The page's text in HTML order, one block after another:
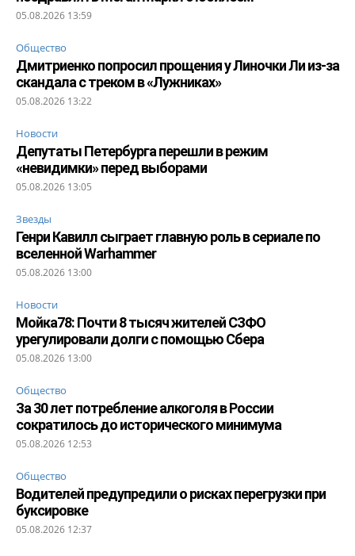
05.08.2026 13:59
Общество
Дмитриенко попросил прощения у Линочки Ли из-за
скандала с треком в «Лужниках»
05.08.2026 13:22
Новости
Депутаты Петербурга перешли в режим
«невидимки» перед выборами
05.08.2026 13:05
Звезды
Генри Кавилл сыграет главную роль в сериале по
вселенной Warhammer
05.08.2026 13:00
Новости
Мойка78: Почти 8 тысяч жителей СЗФО
урегулировали долги с помощью Сбера
05.08.2026 13:00
Общество
За 30 лет потребление алкоголя в России
сократилось до исторического минимума
05.08.2026 12:53
Общество
Водителей предупредили о рисках перегрузки при
буксировке
05.08.2026 12:37